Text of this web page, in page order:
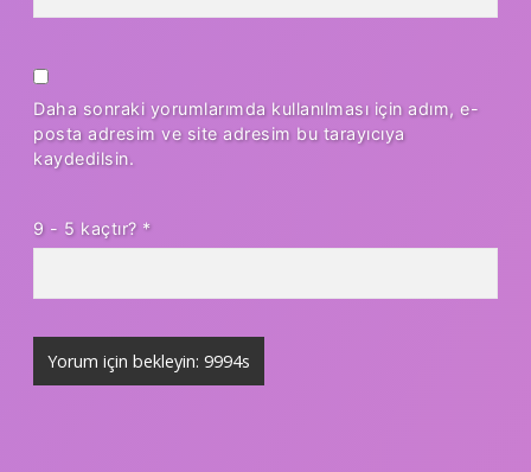
Daha sonraki yorumlarımda kullanılması için adım, e-
posta adresim ve site adresim bu tarayıcıya
kaydedilsin.
9 - 5 kaçtır? *